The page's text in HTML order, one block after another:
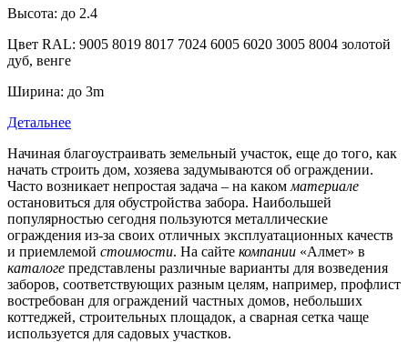
Высота: до 2.4
Цвет RAL: 9005 8019 8017 7024 6005 6020 3005 8004 золотой
дуб, венге
Ширина: до 3m
Детальнее
Начиная благоустраивать земельный участок, еще до того, как
начать строить дом, хозяева задумываются об ограждении.
Часто возникает непростая задача – на каком материале
остановиться для обустройства забора. Наибольшей
популярностью сегодня пользуются металлические
ограждения из-за своих отличных эксплуатационных качеств
и приемлемой стоимости. На сайте компании «Алмет» в
каталоге представлены различные варианты для возведения
заборов, соответствующих разным целям, например, профлист
востребован для ограждений частных домов, небольших
коттеджей, строительных площадок, а сварная сетка чаще
используется для садовых участков.